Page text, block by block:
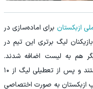
ازبکستان برای اماده‌سازی در
لیگ برتری این تیم در
هم به لیست اضافه شدند.
بازیکنانی که در لیگ برتر ایران فعالیت داشتند و پس از تعطیلی لیگ از ۱۰
ازبکستان به صورت اختصاصی